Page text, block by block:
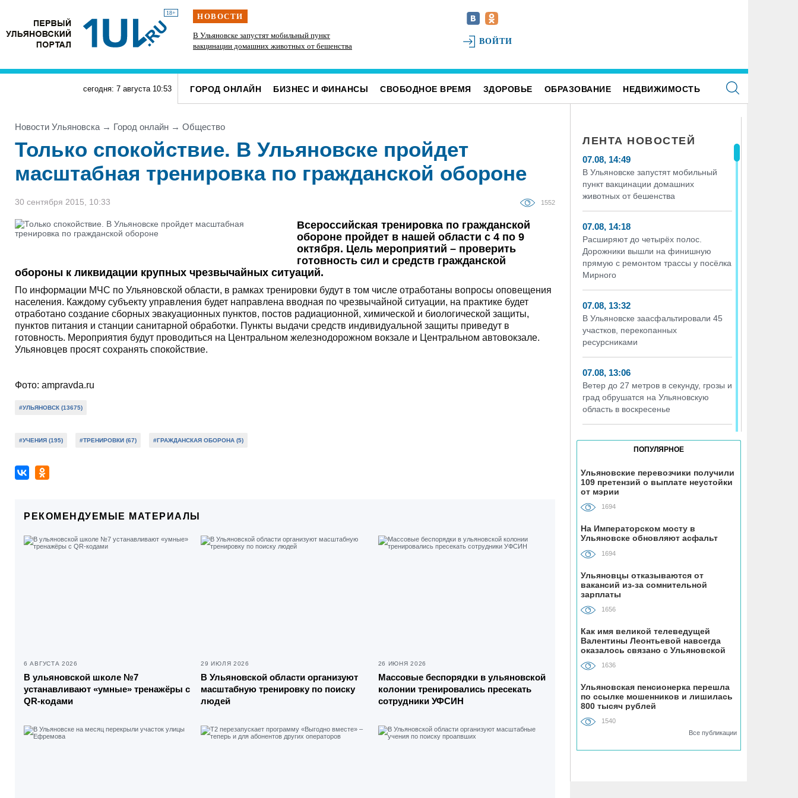
18+ НОВОСТИ
Искусственный интеллект выпишет штрафы
ульяновцам, забивающим контейнерные
В Ульяновске запустят мобильный пункт
вакцинации домашних животных от бешенства
Расширяют до четырёх полос. Дорожники
вышли на финишную прямую с ремонтом
ВОЙТИ
сегодня: 7 августа 10:53 ГОРОД ОНЛАЙН БИЗНЕС И ФИНАНСЫ СВОБОДНОЕ ВРЕМЯ ЗДОРОВЬЕ ОБРАЗОВАНИЕ НЕДВИЖИМОСТЬ
Новости Ульяновска → Город онлайн → Общество
Только спокойствие. В Ульяновске пройдет
масштабная тренировка по гражданской обороне
30 сентября 2015, 10:33 1552
Всероссийская тренировка по гражданской
обороне пройдет в нашей области с 4 по 9
октября. Цель мероприятий – проверить
готовность сил и средств гражданской
обороны к ликвидации крупных чрезвычайных ситуаций.
По информации МЧС по Ульяновской области, в рамках тренировки будут в том числе отработаны вопросы оповещения
населения. Каждому субъекту управления будет направлена вводная по чрезвычайной ситуации, на практике будет
отработано создание сборных эвакуационных пунктов, постов радиационной, химической и биологической защиты,
пунктов питания и станции санитарной обработки. Пункты выдачи средств индивидуальной защиты приведут в
готовность. Мероприятия будут проводиться на Центральном железнодорожном вокзале и Центральном автовокзале.
Ульяновцев просят сохранять спокойствие.
Фото: ampravda.ru
#УЛЬЯНОВСК (13675)
#УЧЕНИЯ (195) #ТРЕНИРОВКИ (67) #ГРАЖДАНСКАЯ ОБОРОНА (5)
РЕКОМЕНДУЕМЫЕ МАТЕРИАЛЫ
6 АВГУСТА 2026
В ульяновской школе №7
устанавливают «умные» тренажёры с
QR-кодами
29 ИЮЛЯ 2026
В Ульяновской области организуют
масштабную тренировку по поиску
людей
26 ИЮНЯ 2026
Массовые беспорядки в ульяновской
колонии тренировались пресекать
сотрудники УФСИН
ЛЕНТА НОВОСТЕЙ
07.08, 14:49
В Ульяновске запустят мобильный
пункт вакцинации домашних
животных от бешенства
07.08, 14:18
Расширяют до четырёх полос.
Дорожники вышли на финишную
прямую с ремонтом трассы у посёлка
Мирного
07.08, 13:32
В Ульяновске заасфальтировали 45
участков, перекопанных
ресурсниками
07.08, 13:06
Ветер до 27 метров в секунду, грозы и
град обрушатся на Ульяновскую
область в воскресенье
07.08, 12:35
Искусственный интеллект выпишет
контейнерные площадки
неправильными отходами
Директор ульяновской топливной
компании скрыл от налоговиков
больше 48 млн рублей
07.08, 12:00
В регионе утвердили план
модернизации коммунальной
07.08, 11:33
В самых грязных местах Ульяновска
бункеров для крупногабаритного
мусора
ПОПУЛЯРНОЕ
Ульяновские перевозчики получили
109 претензий о выплате неустойки
от мэрии
1694
На Императорском мосту в
Ульяновске обновляют асфальт
1694
Ульяновцы отказываются от
вакансий из-за сомнительной
зарплаты
1656
Как имя великой телеведущей
Валентины Леонтьевой навсегда
оказалось связано с Ульяновской
областью
1636
Ульяновская пенсионерка перешла
по ссылке мошенников и лишилась
800 тысяч рублей
1540
Все публикации